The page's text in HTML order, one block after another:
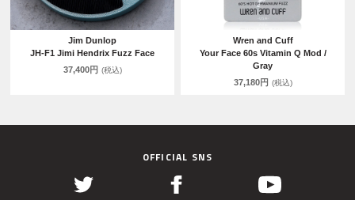
Jim Dunlop
JH-F1 Jimi Hendrix Fuzz Face
37,400円 (税込)
Wren and Cuff
Your Face 60s Vitamin Q Mod /
Gray
37,180円 (税込)
OFFICIAL SNS